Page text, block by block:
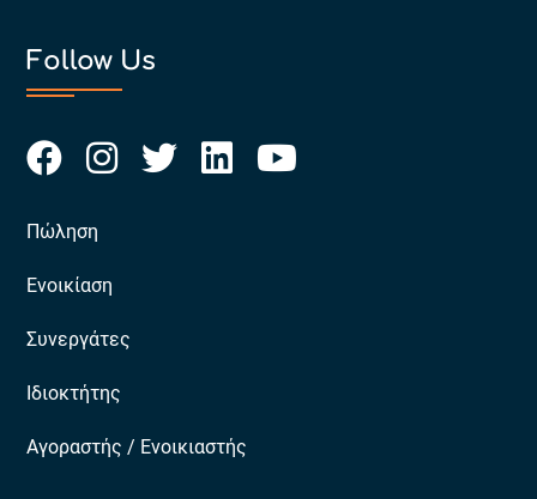
Follow Us
Πώληση
Ενοικίαση
Συνεργάτες
Ιδιοκτήτης
Αγοραστής / Ενοικιαστής